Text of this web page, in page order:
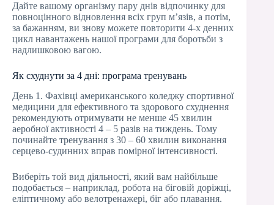
Дайте вашому організму пару днів відпочинку для
повноцінного відновлення всіх груп м’язів, а потім,
за бажанням, ви знову можете повторити 4-х денних
цикл навантажень нашої програми для боротьби з
надлишковою вагою.
Як схуднути за 4 дні: програма тренувань
День 1. Фахівці американського коледжу спортивної
медицини для ефективного та здорового схуднення
рекомендують отримувати не менше 45 хвилин
аеробної активності 4 – 5 разів на тиждень. Тому
починайте тренування з 30 – 60 хвилин виконання
серцево-судинних вправ помірної інтенсивності.
Виберіть той вид діяльності, який вам найбільше
подобається – наприклад, робота на біговій доріжці,
еліптичному або велотренажері, біг або плавання.